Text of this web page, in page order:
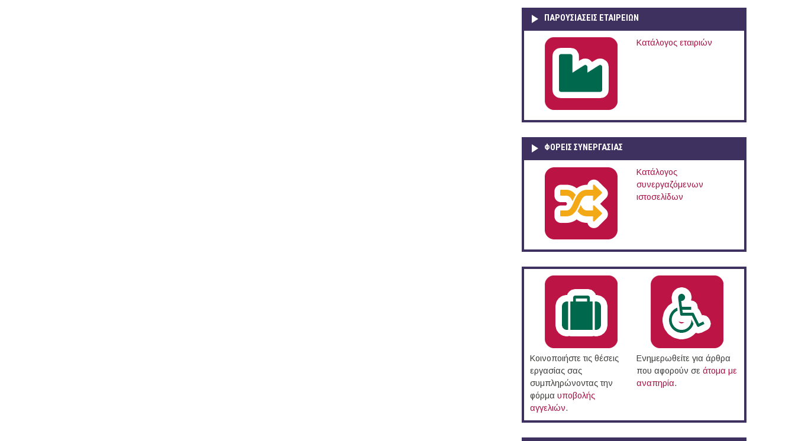
ΠΑΡΟΥΣΙΆΣΕΙΣ ΕΤΑΙΡΕΙΏΝ
Κατάλογος εταιριών
ΦΟΡΕΙΣ ΣΥΝΕΡΓΑΣΙΑΣ
Κατάλογος
συνεργαζόμενων
ιστοσελίδων
Κοινοποιήστε τις θέσεις
εργασίας σας
συμπληρώνοντας την
φόρμα υποβολής
αγγελιών.
Ενημερωθείτε για άρθρα
που αφορούν σε άτομα με
αναπηρία.